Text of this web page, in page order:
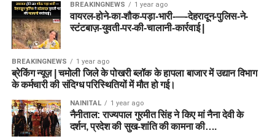
BREAKINGNEWS 1 year ago
वायरल-होने-का-शौक-पड़ा-भारी-—-देहरादून-पुलिस-ने-
स्टंटबाज़-युवती-पर-की-चालानी-कार्रवाई |
BREAKINGNEWS 1 year ago
ब्रेकिंग न्यूज़ | चमोली जिले के पोखरी ब्लॉक के हापला बाजार में उद्यान विभाग
के कर्मचारी की संदिग्ध परिस्थितियों में मौत हो गई।
NAINITAL 1 year ago
नैनीताल: राज्यपाल गुरमीत सिंह ने किए मां नैना देवी के
दर्शन, प्रदेश की सुख-शांति की कामना की….